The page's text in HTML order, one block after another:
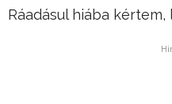
Ráadásul hiába